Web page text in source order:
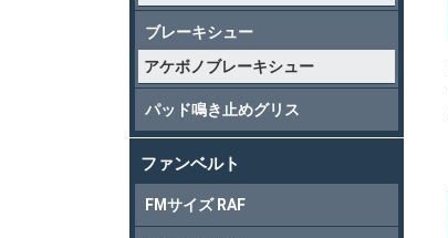
ブレーキシュー
アケボノブレーキシュー
パッド鳴き止めグリス
ファンベルト
FMサイズ RAF